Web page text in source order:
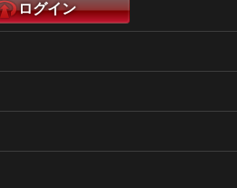
ログイン